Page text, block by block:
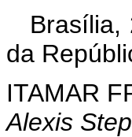
Brasília,
da
ITAMAR
Alexis